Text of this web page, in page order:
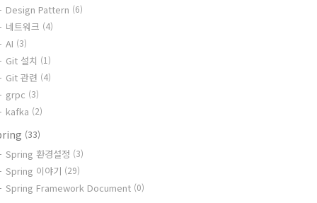
Design Pattern (6)
네트워크 (4)
AI (3)
Git 설치 (1)
Git 관련 (4)
grpc (3)
kafka (2)
(33)
Spring 환경설정 (3)
Spring 이야기 (29)
Spring Framework Document (0)